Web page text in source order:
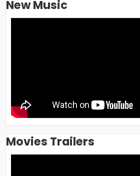
New Music
Movies Trailers